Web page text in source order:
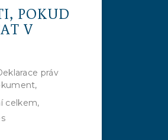
POKUD
V
práv
celkem,